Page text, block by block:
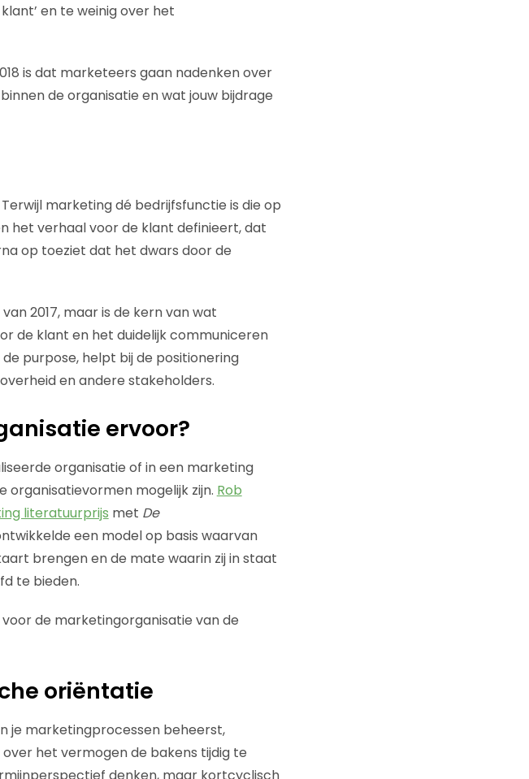
en te weinig over het
is dat marketeers gaan nadenken over
de organisatie en wat jouw bijdrage
marketing dé bedrijfsfunctie is die op
het verhaal voor de klant definieert, dat
op toeziet dat het dwars door de
2017, maar is de kern van wat
de klant en het duidelijk communiceren
purpose, helpt bij de positionering
en andere stakeholders.
ervoor?
organisatie of in een marketing
organisatievormen mogelijk zijn. Rob
literatuurprijs met De
een model op basis waarvan
brengen en de mate waarin zij in staat
te bieden.
de marketingorganisatie van de
oriëntatie
je marketingprocessen beheerst,
het vermogen de bakens tijdig te
denken, maar kortcyclisch